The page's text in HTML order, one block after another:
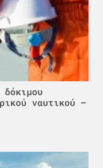
ναυτικού –